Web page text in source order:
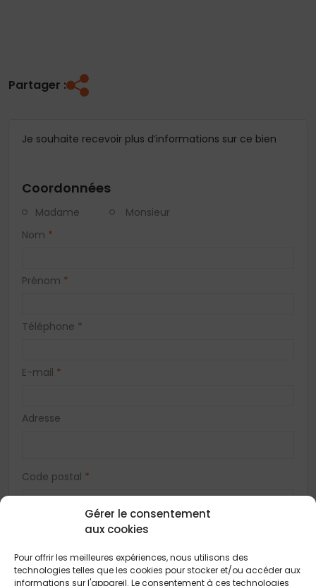
Gérer le consentement
aux cookies
Pour offrir les meilleures expériences, nous utilisons des
technologies telles que les cookies pour stocker et/ou accéder aux
informations sur l'appareil. Le consentement à ces technologies
Partager :
Je souhaite recevoir plus d’informations sur ce bien
Coordonnées
Madame
Monsieur
Nom *
Prénom *
Téléphone *
E-mail *
Adresse
Code postal *
Vous acceptez de recevoir des offres concernant des biens
similaires de la part de Construction Horizontale